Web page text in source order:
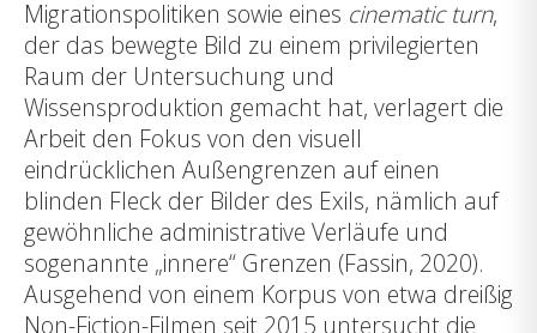
Migrationspolitiken sowie eines cinematic turn,
der das bewegte Bild zu einem privilegierten
Raum der Untersuchung und
Wissensproduktion gemacht hat, verlagert die
Arbeit den Fokus von den visuell
eindrücklichen Außengrenzen auf einen
blinden Fleck der Bilder des Exils, nämlich auf
gewöhnliche administrative Verläufe und
sogenannte „innere“ Grenzen (Fassin, 2020).
Ausgehend von einem Korpus von etwa dreißig
Non-Fiction-Filmen seit 2015 untersucht die